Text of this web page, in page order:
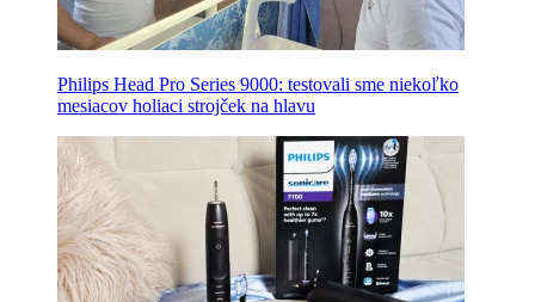
Philips Head Pro Series 9000: testovali sme niekoľko
mesiacov holiaci strojček na hlavu